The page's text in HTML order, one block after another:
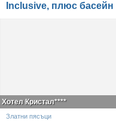
Inclusive, плюс
Хотел Кристал****
Златни пясъци